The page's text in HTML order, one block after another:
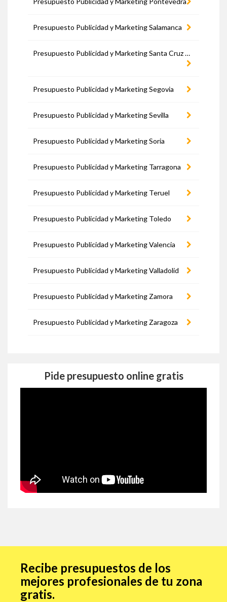
Presupuesto Publicidad y Marketing Salamanca
Presupuesto Publicidad y Marketing Santa Cruz de Tenerife
Presupuesto Publicidad y Marketing Segovia
Presupuesto Publicidad y Marketing Sevilla
Presupuesto Publicidad y Marketing Soria
Presupuesto Publicidad y Marketing Tarragona
Presupuesto Publicidad y Marketing Teruel
Presupuesto Publicidad y Marketing Toledo
Presupuesto Publicidad y Marketing Valencia
Presupuesto Publicidad y Marketing Valladolid
Presupuesto Publicidad y Marketing Zamora
Presupuesto Publicidad y Marketing Zaragoza
Pide presupuesto online gratis
Recibe presupuestos de los
mejores profesionales de tu zona
gratis.